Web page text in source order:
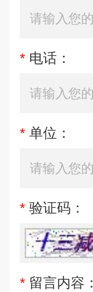
* 电话：
* 单位：
* 验证码：
* 留言内容：